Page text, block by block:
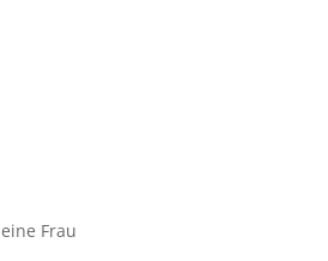
Frau